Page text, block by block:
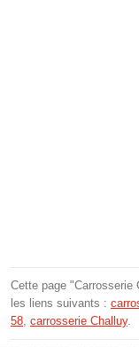
Cette page
les liens suivants :
58 carrosserie Challuy.